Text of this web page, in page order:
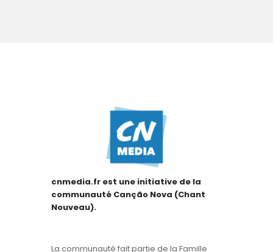
cnmedia.fr est une initiative de la
communauté Canção Nova (Chant
Nouveau).
La communauté fait partie de la Famille